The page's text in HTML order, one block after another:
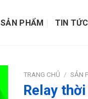
SẢN PHẨM TIN TỨC
TRANG CHỦ / SẢN
Relay thời